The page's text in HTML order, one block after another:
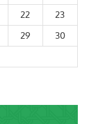
22
23
29
30